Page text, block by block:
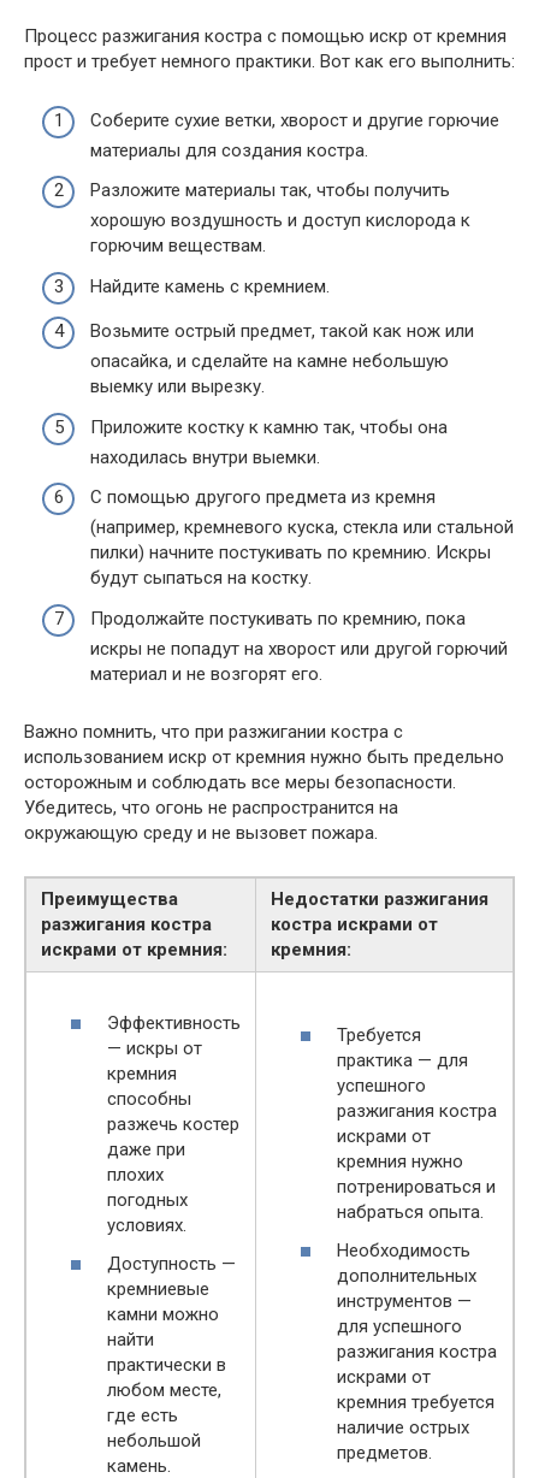
Процесс разжигания костра с помощью искр от кремния
прост и требует немного практики. Вот как его выполнить:
Соберите сухие ветки, хворост и другие горючие
материалы для создания костра.
Разложите материалы так, чтобы получить
хорошую воздушность и доступ кислорода к
горючим веществам.
Найдите камень с кремнием.
Возьмите острый предмет, такой как нож или
опасайка, и сделайте на камне небольшую
выемку или вырезку.
Приложите костку к камню так, чтобы она
находилась внутри выемки.
С помощью другого предмета из кремня
(например, кремневого куска, стекла или стальной
пилки) начните постукивать по кремнию. Искры
будут сыпаться на костку.
Продолжайте постукивать по кремнию, пока
искры не попадут на хворост или другой горючий
материал и не возгорят его.
Важно помнить, что при разжигании костра с
использованием искр от кремния нужно быть предельно
осторожным и соблюдать все меры безопасности.
Убедитесь, что огонь не распространится на
окружающую среду и не вызовет пожара.
Преимущества
разжигания костра
искрами от кремния:
Недостатки разжигания
костра искрами от
кремния:
Эффективность
— искры от
кремния
способны
разжечь костер
даже при
плохих
погодных
условиях.
Доступность —
кремниевые
камни можно
найти
практически в
любом месте,
где есть
небольшой
камень.
Требуется
практика — для
успешного
разжигания костра
искрами от
кремния нужно
потренироваться и
набраться опыта.
Необходимость
дополнительных
инструментов —
для успешного
разжигания костра
искрами от
кремния требуется
наличие острых
предметов.